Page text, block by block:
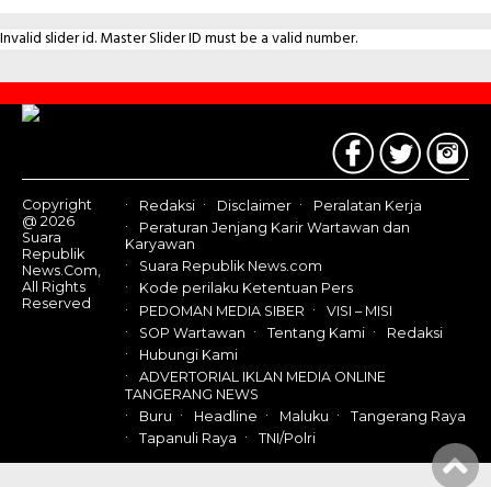
Invalid slider id. Master Slider ID must be a valid number.
Contact
Us
Copyright
@ 2026
Suara
Republik
News.Com,
All Rights
Reserved
Redaksi Disclaimer
Peralatan Kerja
Peraturan Jenjang Karir Wartawan dan
Karyawan
Suara Republik News.com
Kode perilaku Ketentuan Pers
PEDOMAN MEDIA SIBER
VISI – MISI
SOP Wartawan
Tentang Kami
Redaksi
Hubungi Kami
ADVERTORIAL IKLAN MEDIA ONLINE
TANGERANG NEWS
Buru
Headline Maluku
Tangerang Raya
Tapanuli Raya
TNI/Polri